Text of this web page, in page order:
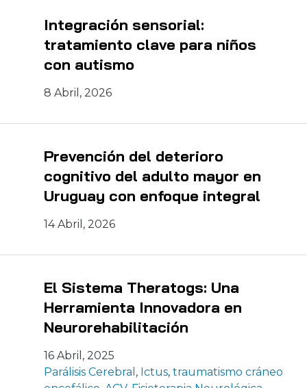
Integración sensorial:
tratamiento clave para niños
con autismo
8 Abril, 2026
Prevención del deterioro
cognitivo del adulto mayor en
Uruguay con enfoque integral
14 Abril, 2026
El Sistema Theratogs: Una
Herramienta Innovadora en
Neurorehabilitación
16 Abril, 2025
Parálisis Cerebral , Ictus, traumatismo cráneo